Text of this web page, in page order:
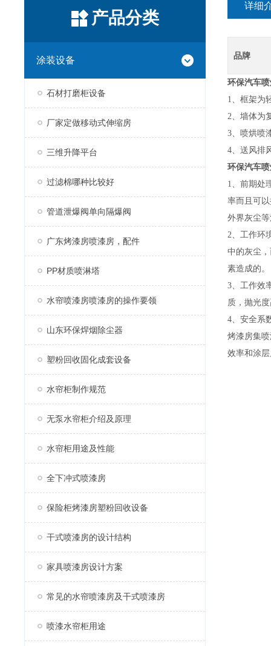
产品分类
涂装设备
石材打磨柜设备
厂家定做移动式伸缩房
三维升降平台
过滤棉哪种比较好
管道泄爆阀单向隔爆阀
广东烤漆房喷漆房，配件
PP材质喷淋塔
水帘喷漆房喷漆房的操作要领
山东环保焊烟除尘器
塑粉回收固化成套设备
水帘柜制作规范
无泵水帘柜介绍及原理
水帘柜用途及性能
全下冲式喷漆房
保险柜烤漆房塑粉回收设备
干式喷漆房的设计结构
家具喷漆房设计方案
常见的水帘喷漆房及干式喷漆房
喷漆水帘柜用途
详细
品牌
环保汽车
1、框架为
2、墙体为
3、喷烘喷
4、送风排
环保汽车
1、前期处
率而且可
外界灰尘
2、工作环
中的灰尘
素造成的。
3、工作效
质，抛光
4、安全系
烤漆房集
效率和涂